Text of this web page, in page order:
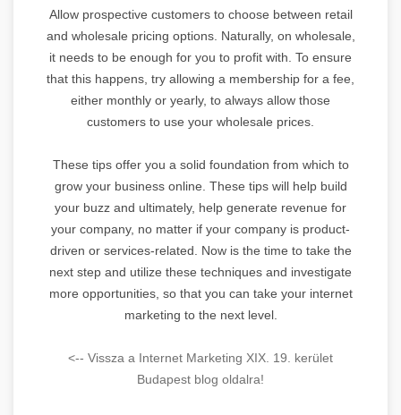
Allow prospective customers to choose between retail
and wholesale pricing options. Naturally, on wholesale,
it needs to be enough for you to profit with. To ensure
that this happens, try allowing a membership for a fee,
either monthly or yearly, to always allow those
customers to use your wholesale prices.
These tips offer you a solid foundation from which to
grow your business online. These tips will help build
your buzz and ultimately, help generate revenue for
your company, no matter if your company is product-
driven or services-related. Now is the time to take the
next step and utilize these techniques and investigate
more opportunities, so that you can take your internet
marketing to the next level.
<-- Vissza a Internet Marketing XIX. 19. kerület
Budapest blog oldalra!